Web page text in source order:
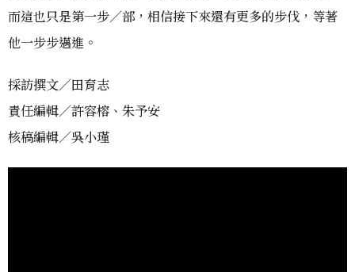
而這也只是第一步／部，相信接下來還有更多的步伐，等著
他一步步邁進。
採訪撰文／田育志
責任編輯／許容榕、朱予安
核稿編輯／吳小瑾